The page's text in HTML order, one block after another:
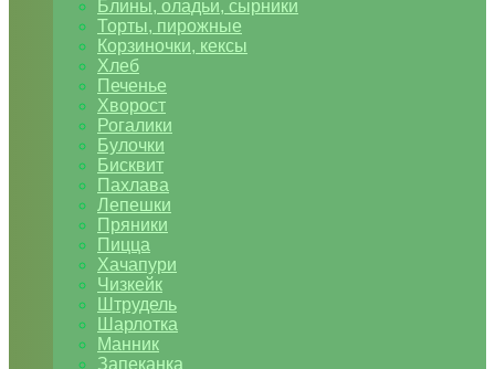
Блины, оладьи, сырники
Торты, пирожные
Корзиночки, кексы
Хлеб
Печенье
Хворост
Рогалики
Булочки
Бисквит
Пахлава
Лепешки
Пряники
Пицца
Хачапури
Чизкейк
Штрудель
Шарлотка
Манник
Запеканка